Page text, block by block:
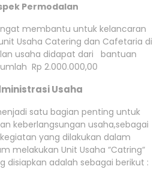
Permodalan
membantu untuk kelancaran
Usaha Catering dan Cafetaria di
usaha didapat dari bantuan
Rp 2.000.000,00
Usaha
satu bagian penting untuk
keberlangsungan usaha,sebagai
yang dilakukan dalam
melakukan Unit Usaha “Catring“
disiapkan adalah sebagai berikut :